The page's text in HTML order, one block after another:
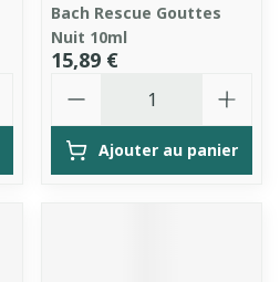
Bach Rescue Gouttes
Nuit 10ml
15,89 €
Ajouter au panier